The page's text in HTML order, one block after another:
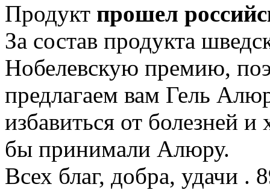
Продукт прошел
За состав продукта
Нобелевскую премию,
предлагаем вам Гель
избавиться от болезней
бы принимали Алюру.
Всех благ, добра, удачи .